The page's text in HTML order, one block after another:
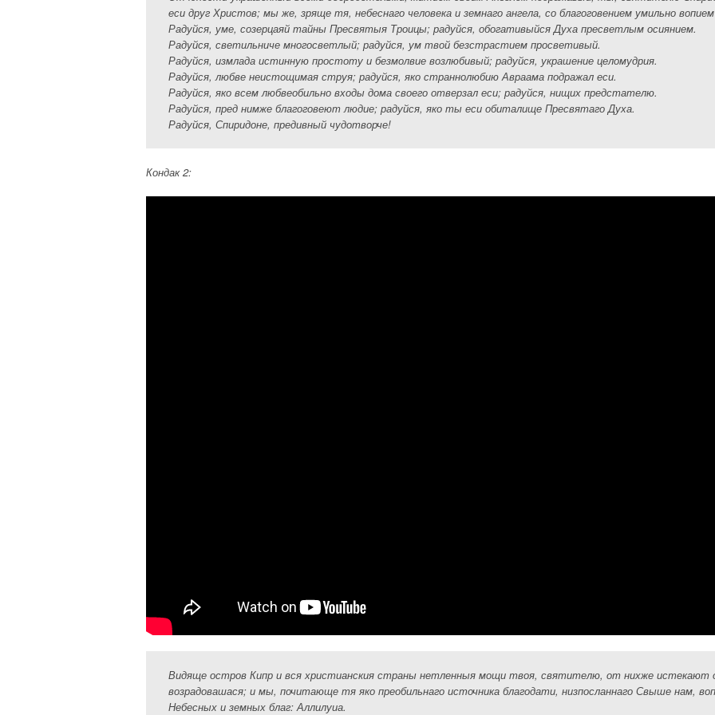
еси друг Христов; мы же, зряще тя, небеснаго человека и земнаго ангела, со благоговением умильно
Радуйся, уме, созерцаяй тайны Пресвятыя Троицы; радуйся, обогативыйся Духа пресветлым осиянием.
Радуйся, светильниче многосветлый; радуйся, ум твой безстрастием просветивый.
Радуйся, измлада истинную простоту и безмолвие возлюбивый; радуйся, украшение целомудрия.
Радуйся, любве неистощимая струя; радуйся, яко страннолюбию Авраама подражал еси.
Радуйся, яко всем любвеобильно входы дома своего отверзал еси; радуйся, нищих предстателю.
Радуйся, пред нимже благоговеют людие; радуйся, яко ты еси обиталище Пресвятаго Духа.
Радуйся, Спиридоне, предивный чудотворче!
Кондак 2:
Видяще остров Кипр и вся христианския страны нетленныя мощи твоя, святителю, от нихже истекают
возрадовашася; и мы, почитающе тя яко преобильнаго источника благодати, низпосланнаго Свыше нам,
Небесных и земных благ: Аллилуиа.